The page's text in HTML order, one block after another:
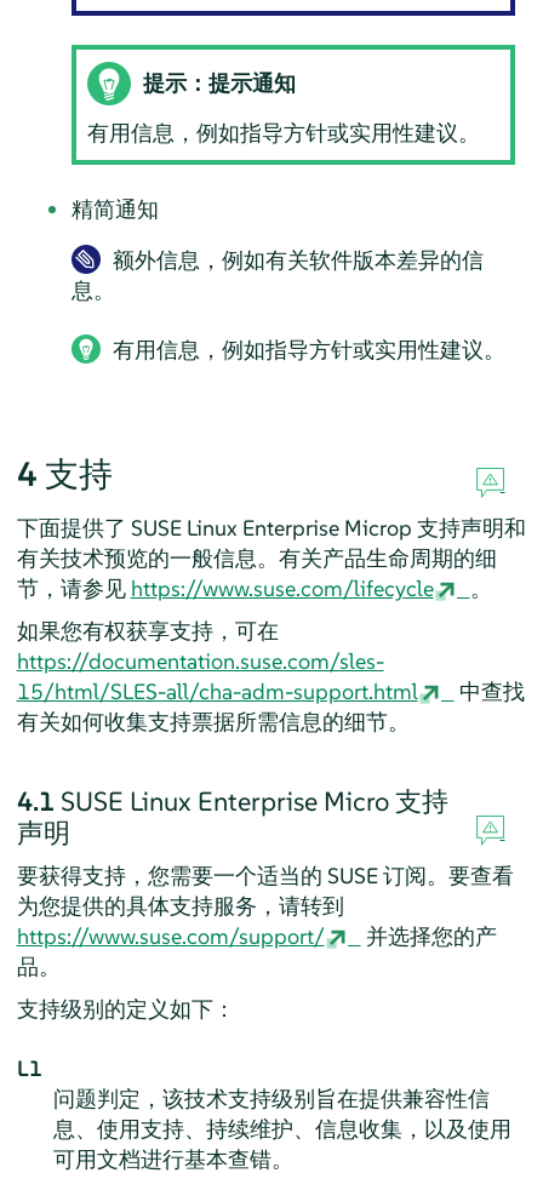
提示：提示通知
有用信息，例如指导方针或实用性建议。
精简通知
额外信息，例如有关软件版本差异的信
息。
有用信息，例如指导方针或实用性建议。
4 支持
下面提供了 SUSE Linux Enterprise Microp 支持声明和
有关技术预览的一般信息。有关产品生命周期的细
节，请参见 https://www.suse.com/lifecycle
。
如果您有权获享支持，可在
https://documentation.suse.com/sles-
15/html/SLES-all/cha-adm-support.html
中查找
有关如何收集支持票据所需信息的细节。
4.1 SUSE Linux Enterprise Micro支持
声明
要获得支持，您需要一个适当的 SUSE 订阅。要查看
为您提供的具体支持服务，请转到
https://www.suse.com/support/
并选择您的产
品。
支持级别的定义如下：
L1
问题判定，该技术支持级别旨在提供兼容性信
息、使用支持、持续维护、信息收集，以及使用
可用文档进行基本查错。